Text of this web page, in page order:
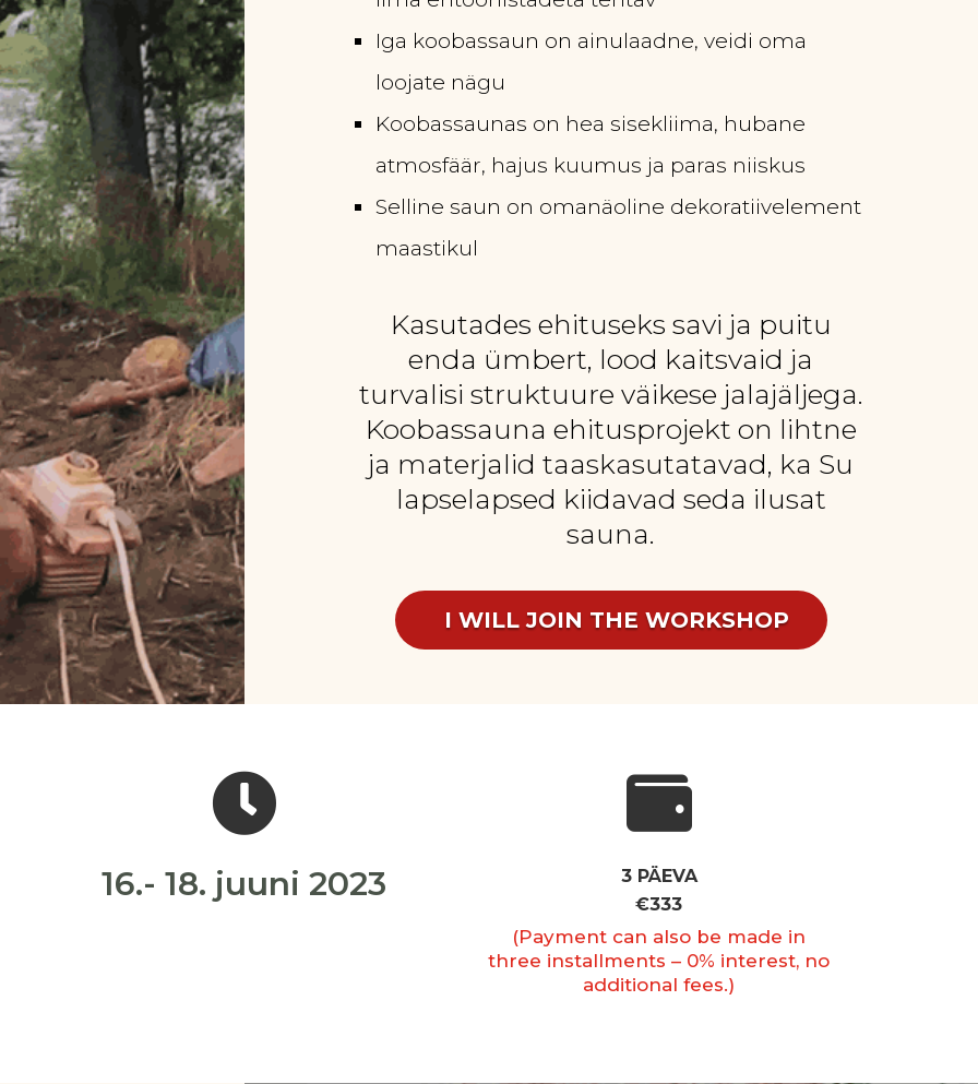
Iga koobassaun on ainulaadne, veidi oma
loojate nägu
Koobassaunas on hea sisekliima, hubane
atmosfäär, hajus kuumus ja paras niiskus
Selline saun on omanäoline dekoratiivelement
maastikul
Kasutades ehituseks savi ja puitu
enda ümbert, lood kaitsvaid ja
turvalisi struktuure väikese jalajäljega.
Koobassauna ehitusprojekt on lihtne
ja materjalid taaskasutatavad, ka Su
lapselapsed kiidavad seda ilusat
sauna.
I WILL JOIN THE WORKSHOP

16.- 18. juuni 2023

3 PÄEVA
€333
(Payment can also be made in
three installments – 0% interest, no
additional fees.)